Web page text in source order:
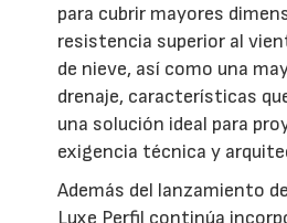
para cubrir mayores
resistencia superior al
de nieve, así como una
drenaje, características
una solución ideal para
exigencia técnica y
Además del lanzamiento
Luxe Perfil continúa